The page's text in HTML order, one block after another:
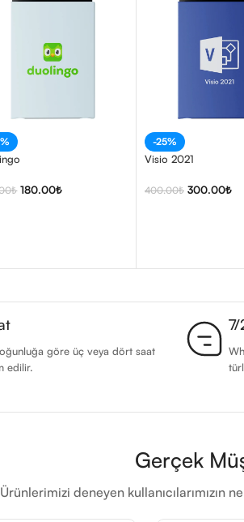
₺ 180.00₺
-25%
Visio 2021
400.00₺ 300.00₺
göre üç veya dört saat
edilir.
Gerçek
Ürünlerimizi deneyen kullanıcılarımızın